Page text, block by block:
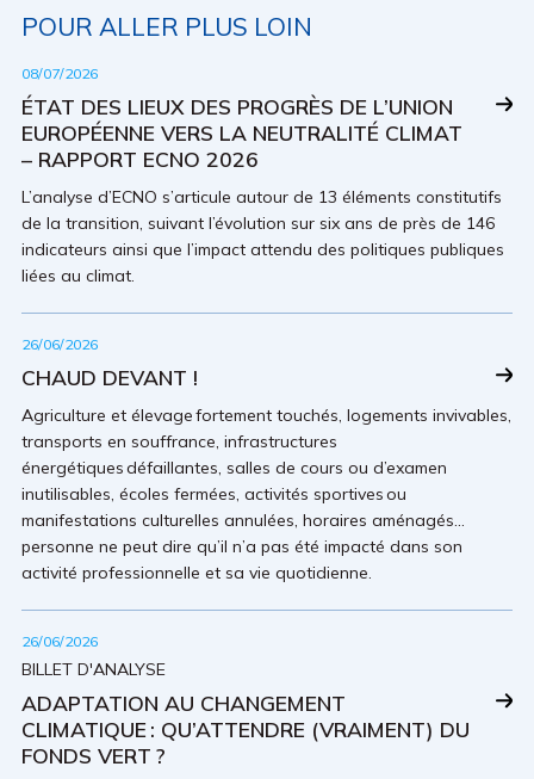
POUR ALLER PLUS LOIN
08/07/2026
ÉTAT DES LIEUX DES PROGRÈS DE L’UNION
EUROPÉENNE VERS LA NEUTRALITÉ CLIMAT
– RAPPORT ECNO 2026
L’analyse d’ECNO s’articule autour de 13 éléments constitutifs
de la transition, suivant l’évolution sur six ans de près de 146
indicateurs ainsi que l’impact attendu des politiques publiques
liées au climat.
26/06/2026
CHAUD DEVANT !
Agriculture et élevage fortement touchés, logements invivables,
transports en souffrance, infrastructures
énergétiques défaillantes, salles de cours ou d’examen
inutilisables, écoles fermées, activités sportives ou
manifestations culturelles annulées, horaires aménagés…
personne ne peut dire qu’il n’a pas été impacté dans son
activité professionnelle et sa vie quotidienne.
26/06/2026
BILLET D'ANALYSE
ADAPTATION AU CHANGEMENT
CLIMATIQUE : QU’ATTENDRE (VRAIMENT) DU
FONDS VERT ?